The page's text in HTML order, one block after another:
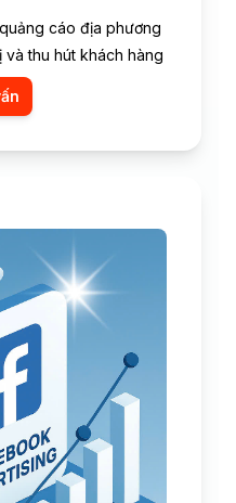
cáo địa phương
thu hút khách hàng